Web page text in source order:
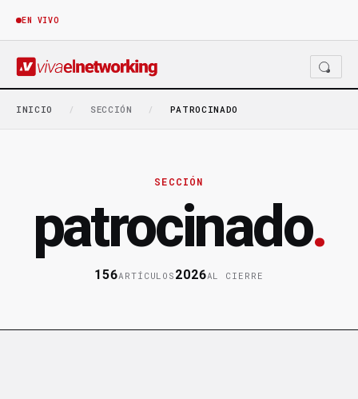
EN VIVO
INICIO / SECCIÓN / PATROCINADO
SECCIÓN
patrocinado.
156ARTÍCULOS 2026AL CIERRE